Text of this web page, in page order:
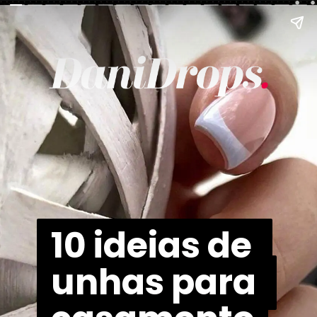
10 ideias de
unhas para
10 ideias de
unhas para